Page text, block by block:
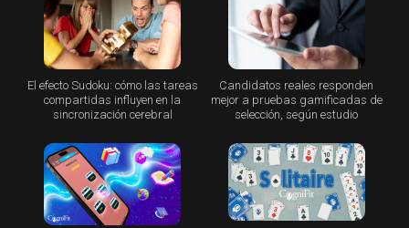
El efecto Sudoku: cómo las tareas
compartidas influyen en la
sincronización cerebral
Candidatos reales responden
mejor a pruebas gamificadas de
selección, según estudio